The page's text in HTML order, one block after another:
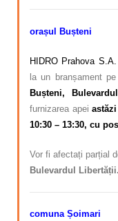
orașul Bușteni
HIDRO Prahova S.A.
la un branșament
Bușteni,
furnizarea apei
10:30 – 13:30, cu
Vor fi afectați parțial
Bulevardul Libertății.
comuna Șoimari